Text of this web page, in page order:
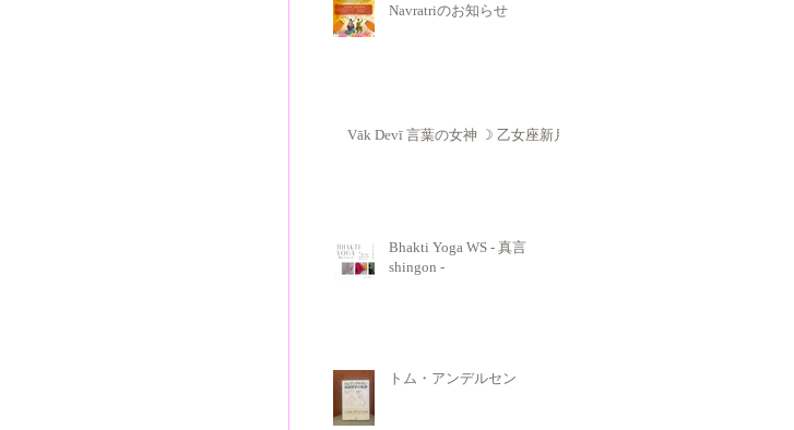
Navratriのお知らせ
Vāk Devī 言葉の女神 ☽ 乙女座新月
Bhakti Yoga WS - 真言
shingon -
トム・アンデルセン